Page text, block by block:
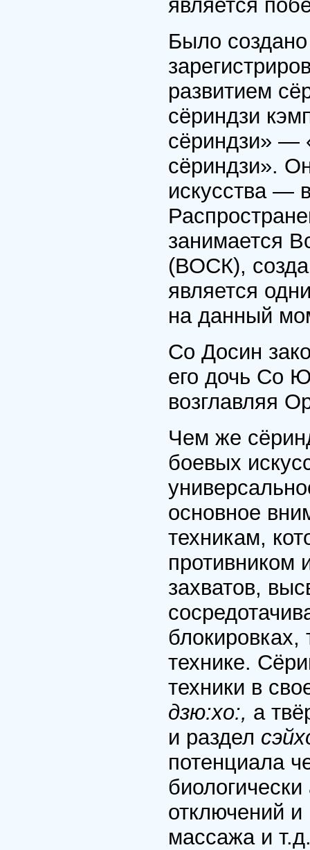
является
Было
развитием
сёриндзи
сёриндзи» —
сёриндзи».
искусства —
занимается
(ВОСК),
является
на данный
Со Досин
его дочь Со
возглавляя
Чем же
боевых
основное
техникам,
противником
захватов,
блокировках,
технике.
техники в
дзю:хо:, а
и раздел
потенциала
отключений
массажа и